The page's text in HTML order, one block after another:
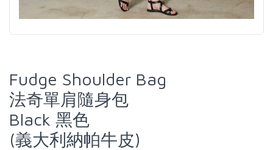
Fudge Shoulder Bag
法奇單肩隨身包
Black 黑色
(義大利納帕牛皮)